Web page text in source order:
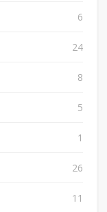
6
24
8
5
1
26
11